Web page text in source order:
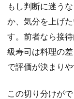
もし判断に迷う
か、気分を上げ
す。前者なら接
級寿司は料理の
で評価が決まり
この切り分けが